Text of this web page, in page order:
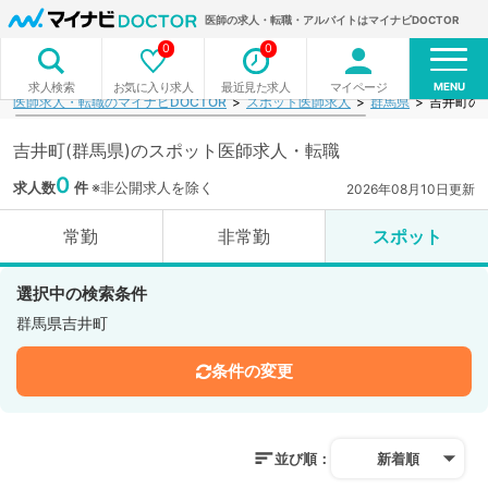
医師の求人・転職・アルバイトはマイナビDOCTOR
求人検索 お気に入り求人
0
最近見た求人
0
マイページ MENU
医師求人・転職のマイナビDOCTOR スポット医師求人 群馬県 吉井町の
吉井町(群馬県)のスポット医師求人・転職
求人数0 件※非公開求人を除く 2026年08月10日更新
常勤 非常勤 スポット
選択中の検索条件
群馬県吉井町
条件の変更
並び順： 新着順